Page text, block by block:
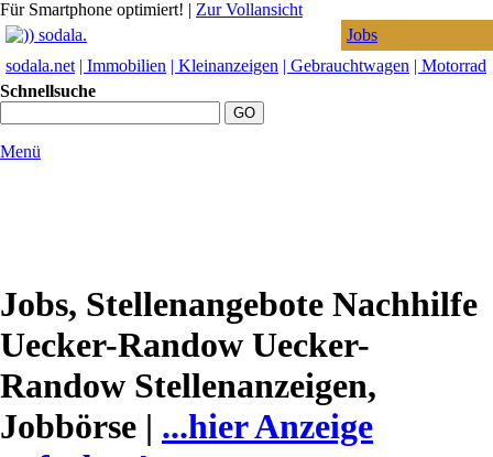
Für Smartphone optimiert! | Zur Vollansicht
Jobs
sodala.net | Immobilien | Kleinanzeigen | Gebrauchtwagen | Motorrad
Schnellsuche
Menü
Jobs, Stellenangebote Nachhilfe
Uecker-Randow Uecker-
Randow Stellenanzeigen,
Jobbörse | ...hier Anzeige